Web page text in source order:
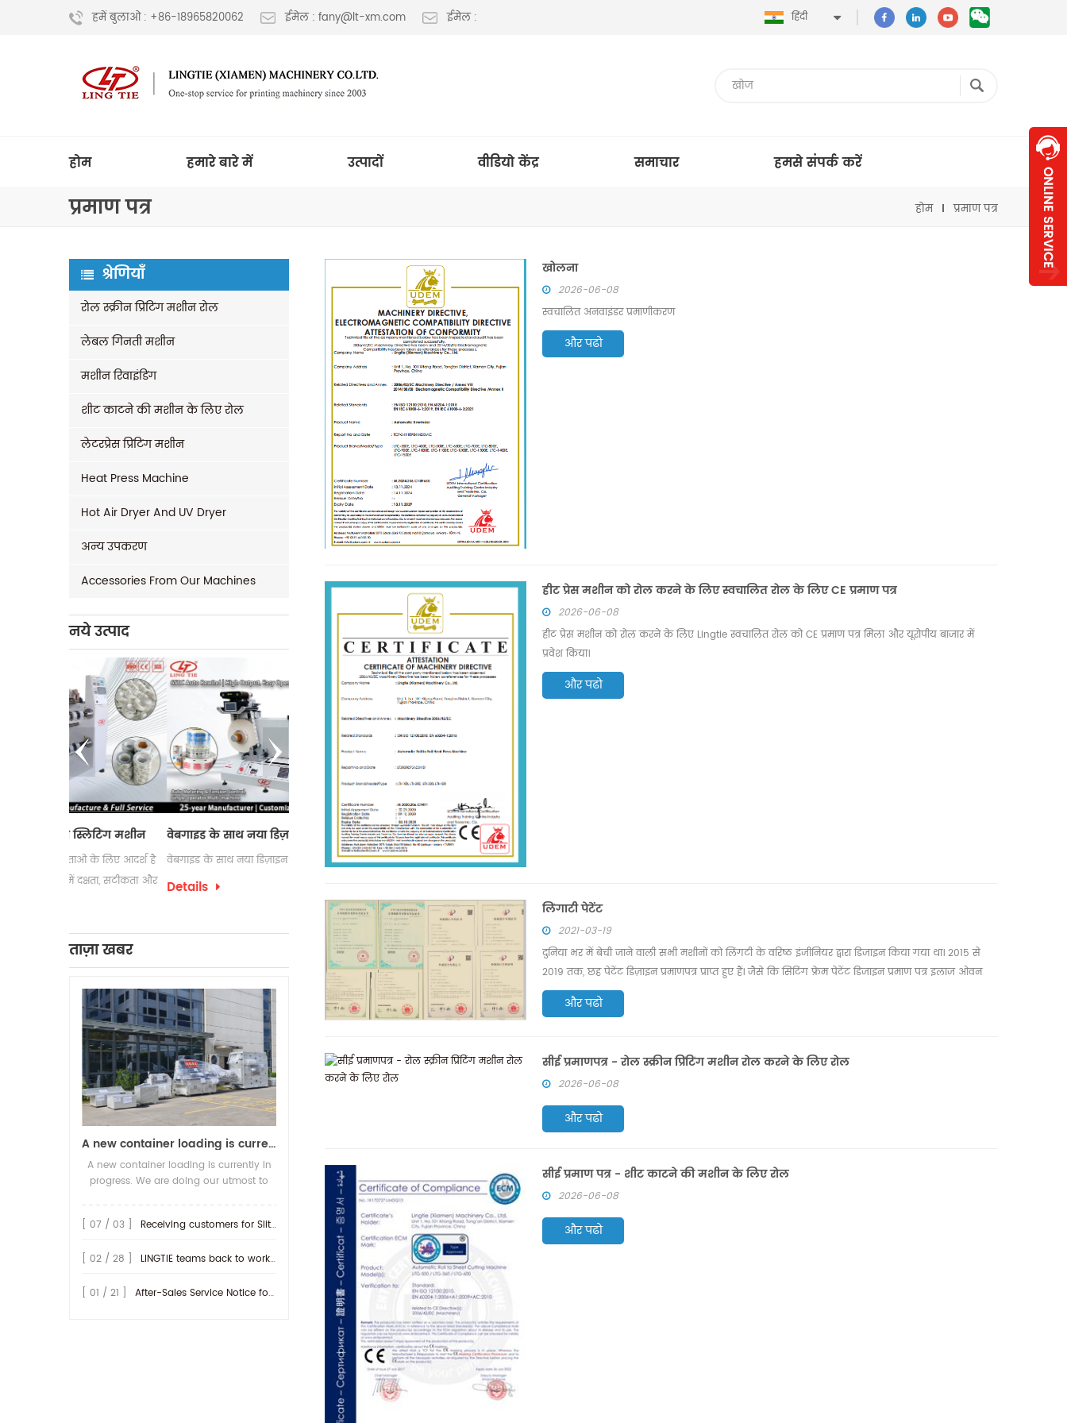
हमें बुलाओ : +86-18965820062 ईमेल : fany@lt-xm.com ईमेल : हिंदी
होम हमारे बारे में उत्पादों वीडियो केंद्र समाचार हमसे संपर्क करें
प्रमाण पत्र होम प्रमाण पत्र
श्रेणियाँ
रोल स्क्रीन प्रिंटिंग मशीन रोल
लेबल गिनती मशीन
मशीन रिवाइंडिंग
शीट काटने की मशीन के लिए रोल
लेटरप्रेस प्रिंटिंग मशीन
Heat Press Machine
Hot Air Dryer And UV Dryer
अन्य उपकरण
Accessories From Our Machines
नये उत्पाद
वेबगाइड के साथ नया डिज़ाइन लेबल काउंटर
वेबगाइड के साथ नया डिज़ाइन लेबल काउंटर
Details
इलेक्ट्रोस्टैटिक एलिमिनेटिंग रिवाइंडर
लेबल रिवाइंडिंग मशीनें आमतौर पर उन उद्योगों में
पैकेजिंग प्रक्रियाओं की आवश्यकता होती है। कुछ उद्योगों
को अक्सर अपने उत्पादन का समर्थन करने के लिए
लेबल रिवाइंडिंग मशीनों की आवश्यकता होती है।
Details
स्वचालित रोल टू रोल सिल्क स्क्रीन प्रिंटिंग मशीन में
एक हॉट एयर ड्रायर शामिल हैं। यूवी ड्रायर और आईआर
ड्रायर विकल्प के लिए उपलब्ध है। हीट ट्रांसफर लेबल
प्रिंटिंग के लिए, एक पाउडर मशीन को प्रिंटिंग लाइन में
जोड़ा जा सकता है।
Details
ताज़ा खबर
A new container loading is currently in progress.
A new container loading is currently in
progress. We are doing our utmost to
earliest possible time.
[ 07 / 03 ] Receiving customers for Slitting machine with differential Slip Shaft
[ 02 / 28 ] LINGTIE teams back to work at Feb.25th.
[ 01 / 21 ] After-Sales Service Notice for Turkey Region
खोलना
2026-06-08
स्वचालित अनवाइंडर प्रमाणीकरण
और पढो
हीट प्रेस मशीन को रोल करने के लिए स्वचालित रोल के लिए CE प्रमाण पत्र
2026-06-08
हीट प्रेस मशीन को रोल करने के लिए Lingtie स्वचालित रोल को CE प्रमाण पत्र मिला और यूरोपीय बाजार में
प्रवेश किया।
और पढो
लिंगाटी पेटेंट
2021-03-19
दुनिया भर में बेची जाने वाली सभी मशीनों को लिंगटी के वरिष्ठ इंजीनियर द्वारा डिजाइन किया गया था। 2015 से
2019 तक, छह पेटेंट डिज़ाइन प्रमाणपत्र प्राप्त हुए हैं। जैसे कि सिंटिंग फ्रेम पेटेंट डिजाइन प्रमाण पत्र इलाज ओवन
पेटेंट डिजाइन प्रमाण पत्र स्वचालित विचलन सुधार मशीन पेटेंट डिजाइन प्रमाण पत्र स्वचालित मीटर पेटेंट डिजाइन
प्रमाण पत्र पैकेज पंच पेटेंट डिजाइन प्रमाण पत्र पैमाइश मात्रा वर्गीकरण पेटेंट डिजाइन प्रमाण पत्र और रोल करने के
मशीन, और हमें इन पर गर्व है।
और पढो
सीई प्रमाणपत्र - रोल स्क्रीन प्रिंटिंग मशीन रोल करने के लिए रोल
2026-06-08
और पढो
सीई प्रमाण पत्र - शीट काटने की मशीन के लिए रोल
2026-06-08
और पढो